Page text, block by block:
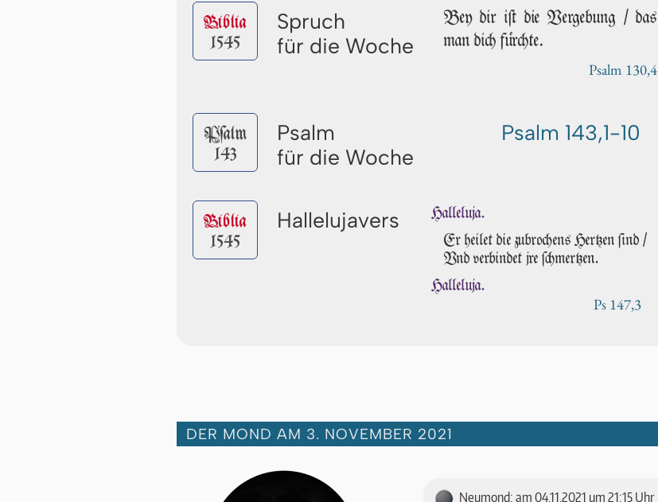
Biblia
1545
Spruch
für die Woche
Bey dir iſt die Vergebung / das
man dich fürchte.
Psalm 130,4
Pſalm
143
Psalm
für die Woche
Psalm 143,1-10
Biblia
1545
Hallelujavers
Halleluja.
Er heilet die zu­bro­chens Her­tzen ſind /
Vnd verbindet jre ſchmer­tzen.
Halleluja.
Ps 147,3
DER MOND AM 3. NOVEMBER 2021
Neumond: am 04.11.2021 um 21:15 Uhr